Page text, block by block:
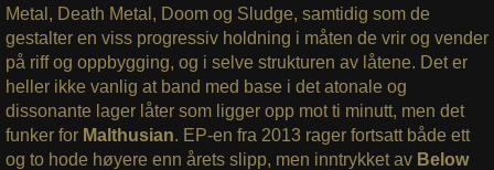
Metal, Death Metal, Doom og Sludge, samtidig som de
gestalter en viss progressiv holdning i måten de vrir og vender
på riff og oppbygging, og i selve strukturen av låtene. Det er
heller ikke vanlig at band med base i det atonale og
dissonante lager låter som ligger opp mot ti minutt, men det
funker for Malthusian. EP-en fra 2013 rager fortsatt både ett
og to hode høyere enn årets slipp, men inntrykket av Below